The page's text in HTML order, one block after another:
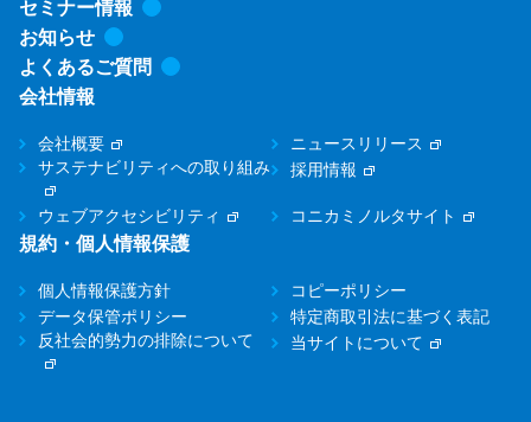
セミナー情報
お知らせ
よくあるご質問
会社情報
会社概要
ニュースリリース
サステナビリティへの取り組み
採用情報
ウェブアクセシビリティ コニカミノルタサイト
規約・個人情報保護
個人情報保護方針
コピーポリシー
データ保管ポリシー
特定商取引法に基づく表記
反社会的勢力の排除について
当サイトについて